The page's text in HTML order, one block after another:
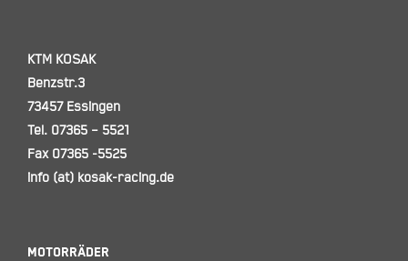
KTM KOSAK
Benzstr.3
73457 Essingen
Tel. 07365 – 5521
Fax 07365 -5525
info (at) kosak-racing.de
Motorräder